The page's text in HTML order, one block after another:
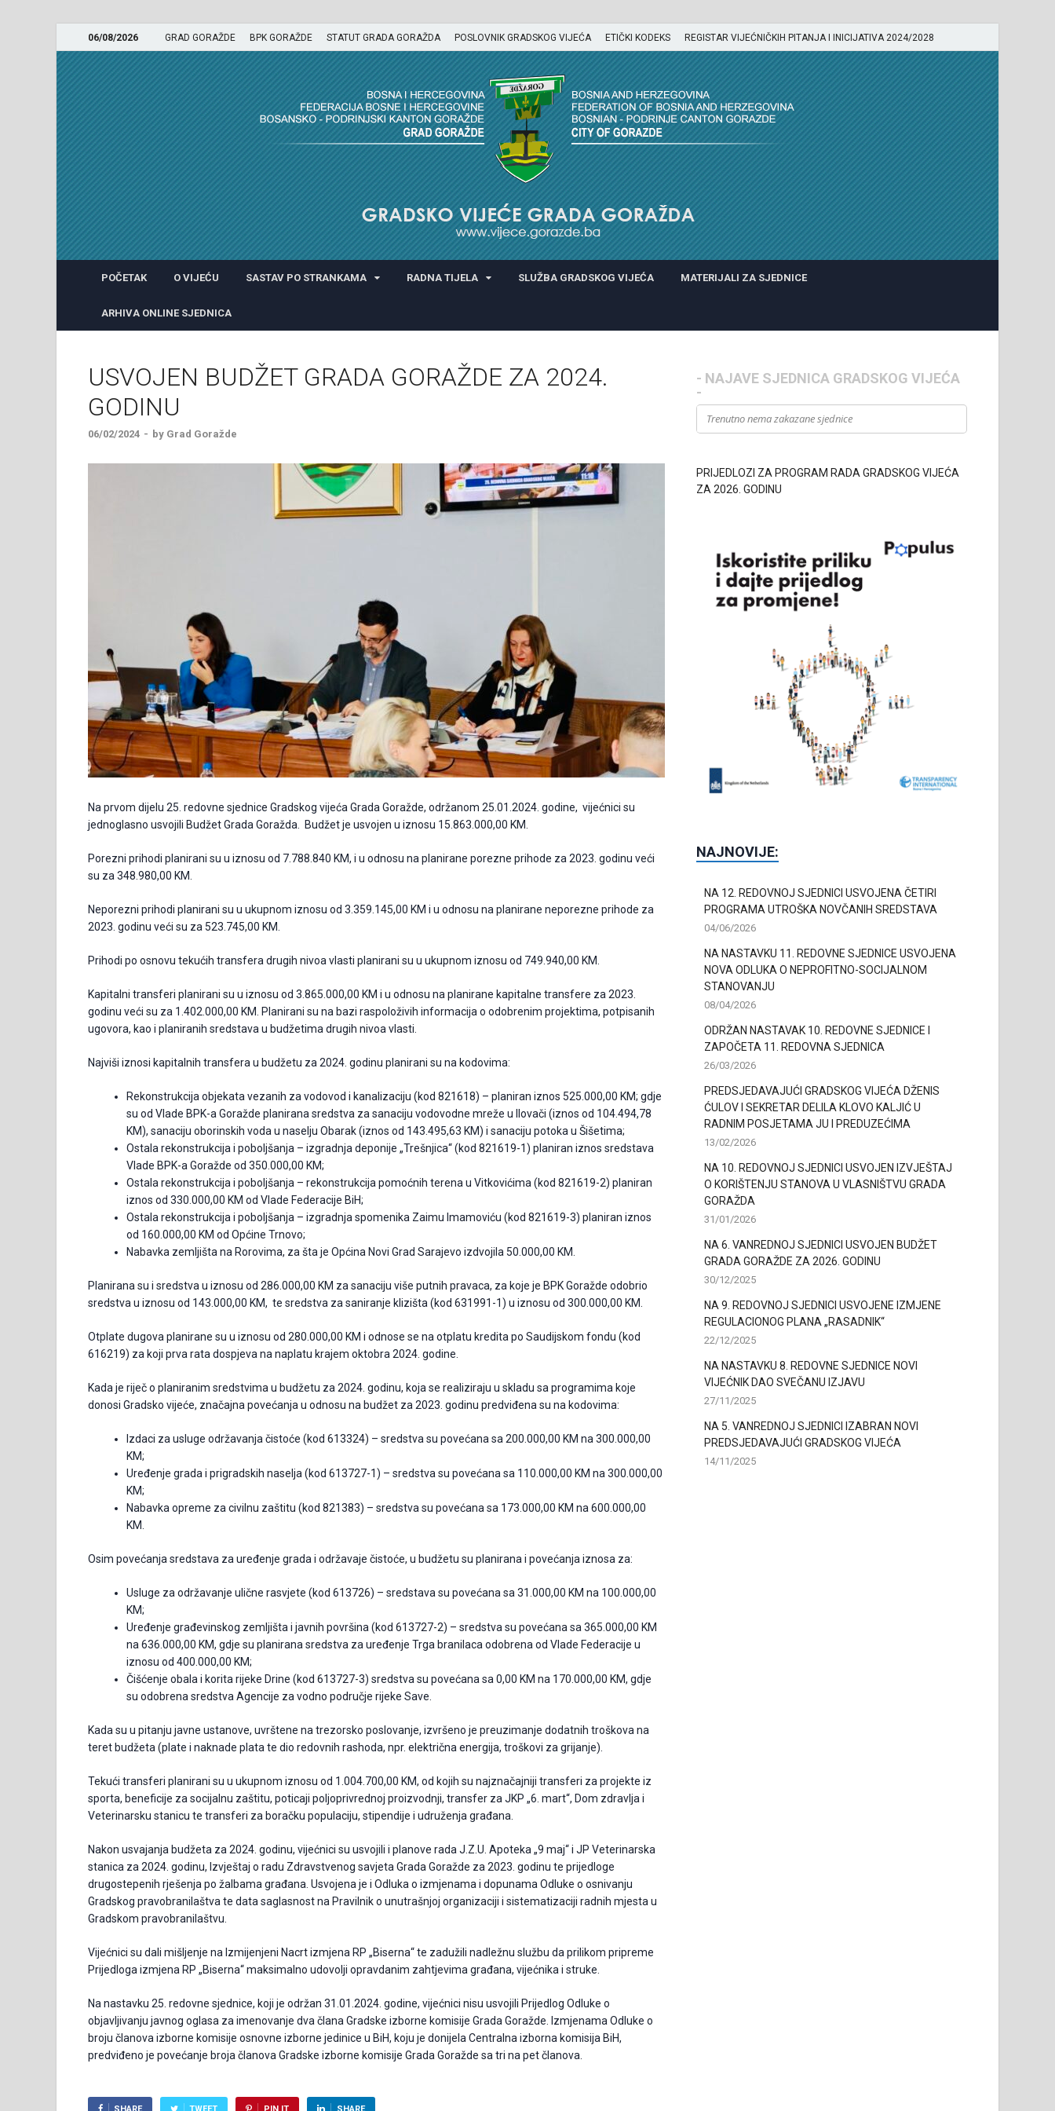
06/08/2026 GRAD GORAŽDE BPK GORAŽDE STATUT GRADA GORAŽDA POSLOVNIK GRADSKOG VIJEĆA ETIČKI KODEKS REGISTAR VIJEĆNIČKIH PITANJA I INICIJATIVA 2024/2028
GRADSKO VIJEĆE GRADA GORAŽDA
POČETAK O VIJEĆU SASTAV PO STRANKAMA RADNA TIJELA SLUŽBA GRADSKOG VIJEĆA MATERIJALI ZA SJEDNICE
ARHIVA ONLINE SJEDNICA
USVOJEN BUDŽET GRADA GORAŽDE ZA 2024.
GODINU
06/02/2024 - by Grad Goražde
Na prvom dijelu 25. redovne sjednice Gradskog vijeća Grada Goražde, održanom 25.01.2024. godine, vijećnici su
jednoglasno usvojili Budžet Grada Goražda. Budžet je usvojen u iznosu 15.863.000,00 KM.
Porezni prihodi planirani su u iznosu od 7.788.840 KM, i u odnosu na planirane porezne prihode za 2023. godinu veći
su za 348.980,00 KM.
Neporezni prihodi planirani su u ukupnom iznosu od 3.359.145,00 KM i u odnosu na planirane neporezne prihode za
2023. godinu veći su za 523.745,00 KM.
Prihodi po osnovu tekućih transfera drugih nivoa vlasti planirani su u ukupnom iznosu od 749.940,00 KM.
Kapitalni transferi planirani su u iznosu od 3.865.000,00 KM i u odnosu na planirane kapitalne transfere za 2023.
godinu veći su za 1.402.000,00 KM. Planirani su na bazi raspoloživih informacija o odobrenim projektima, potpisanih
ugovora, kao i planiranih sredstava u budžetima drugih nivoa vlasti.
Najviši iznosi kapitalnih transfera u budžetu za 2024. godinu planirani su na kodovima:
Rekonstrukcija objekata vezanih za vodovod i kanalizaciju (kod 821618) – planiran iznos 525.000,00 KM; gdje
su od Vlade BPK-a Goražde planirana sredstva za sanaciju vodovodne mreže u Ilovači (iznos od 104.494,78
KM), sanaciju oborinskih voda u naselju Obarak (iznos od 143.495,63 KM) i sanaciju potoka u Šišetima;
Ostala rekonstrukcija i poboljšanja – izgradnja deponije „Trešnjica“ (kod 821619-1) planiran iznos sredstava
Vlade BPK-a Goražde od 350.000,00 KM;
Ostala rekonstrukcija i poboljšanja – rekonstrukcija pomoćnih terena u Vitkovićima (kod 821619-2) planiran
iznos od 330.000,00 KM od Vlade Federacije BiH;
Ostala rekonstrukcija i poboljšanja – izgradnja spomenika Zaimu Imamoviću (kod 821619-3) planiran iznos
od 160.000,00 KM od Općine Trnovo;
Nabavka zemljišta na Rorovima, za šta je Općina Novi Grad Sarajevo izdvojila 50.000,00 KM.
Planirana su i sredstva u iznosu od 286.000,00 KM za sanaciju više putnih pravaca, za koje je BPK Goražde odobrio
sredstva u iznosu od 143.000,00 KM, te sredstva za saniranje klizišta (kod 631991-1) u iznosu od 300.000,00 KM.
Otplate dugova planirane su u iznosu od 280.000,00 KM i odnose se na otplatu kredita po Saudijskom fondu (kod
616219) za koji prva rata dospjeva na naplatu krajem oktobra 2024. godine.
Kada je riječ o planiranim sredstvima u budžetu za 2024. godinu, koja se realiziraju u skladu sa programima koje
donosi Gradsko vijeće, značajna povećanja u odnosu na budžet za 2023. godinu predviđena su na kodovima:
Izdaci za usluge održavanja čistoće (kod 613324) – sredstva su povećana sa 200.000,00 KM na 300.000,00
KM;
Uređenje grada i prigradskih naselja (kod 613727-1) – sredstva su povećana sa 110.000,00 KM na 300.000,00
KM;
Nabavka opreme za civilnu zaštitu (kod 821383) – sredstva su povećana sa 173.000,00 KM na 600.000,00
KM.
Osim povećanja sredstava za uređenje grada i održavaje čistoće, u budžetu su planirana i povećanja iznosa za:
Usluge za održavanje ulične rasvjete (kod 613726) – sredstava su povećana sa 31.000,00 KM na 100.000,00
KM;
Uređenje građevinskog zemljišta i javnih površina (kod 613727-2) – sredstva su povećana sa 365.000,00 KM
na 636.000,00 KM, gdje su planirana sredstva za uređenje Trga branilaca odobrena od Vlade Federacije u
iznosu od 400.000,00 KM;
Čišćenje obala i korita rijeke Drine (kod 613727-3) sredstva su povećana sa 0,00 KM na 170.000,00 KM, gdje
su odobrena sredstva Agencije za vodno područje rijeke Save.
Kada su u pitanju javne ustanove, uvrštene na trezorsko poslovanje, izvršeno je preuzimanje dodatnih troškova na
teret budžeta (plate i naknade plata te dio redovnih rashoda, npr. električna energija, troškovi za grijanje).
Tekući transferi planirani su u ukupnom iznosu od 1.004.700,00 KM, od kojih su najznačajniji transferi za projekte iz
sporta, beneficije za socijalnu zaštitu, poticaji poljoprivrednoj proizvodnji, transfer za JKP „6. mart“, Dom zdravlja i
Veterinarsku stanicu te transferi za boračku populaciju, stipendije i udruženja građana.
Nakon usvajanja budžeta za 2024. godinu, vijećnici su usvojili i planove rada J.Z.U. Apoteka „9 maj“ i JP Veterinarska
stanica za 2024. godinu, Izvještaj o radu Zdravstvenog savjeta Grada Goražde za 2023. godinu te prijedloge
drugostepenih rješenja po žalbama građana. Usvojena je i Odluka o izmjenama i dopunama Odluke o osnivanju
Gradskog pravobranilaštva te data saglasnost na Pravilnik o unutrašnjoj organizaciji i sistematizaciji radnih mjesta u
Gradskom pravobranilaštvu.
Vijećnici su dali mišljenje na Izmijenjeni Nacrt izmjena RP „Biserna“ te zadužili nadležnu službu da prilikom pripreme
Prijedloga izmjena RP „Biserna“ maksimalno udovolji opravdanim zahtjevima građana, vijećnika i struke.
Na nastavku 25. redovne sjednice, koji je održan 31.01.2024. godine, vijećnici nisu usvojili Prijedlog Odluke o
objavljivanju javnog oglasa za imenovanje dva člana Gradske izborne komisije Grada Goražde. Izmjenama Odluke o
broju članova izborne komisije osnovne izborne jedinice u BiH, koju je donijela Centralna izborna komisija BiH,
predviđeno je povećanje broja članova Gradske izborne komisije Grada Goražde sa tri na pet članova.
- NAJAVE SJEDNICA GRADSKOG VIJEĆA
-
Trenutno nema zakazane sjednice
PRIJEDLOZI ZA PROGRAM RADA GRADSKOG VIJEĆA
ZA 2026. GODINU
NAJNOVIJE:
NA 12. REDOVNOJ SJEDNICI USVOJENA ČETIRI
PROGRAMA UTROŠKA NOVČANIH SREDSTAVA
04/06/2026
NA NASTAVKU 11. REDOVNE SJEDNICE USVOJENA
NOVA ODLUKA O NEPROFITNO-SOCIJALNOM
STANOVANJU
08/04/2026
ODRŽAN NASTAVAK 10. REDOVNE SJEDNICE I
ZAPOČETA 11. REDOVNA SJEDNICA
26/03/2026
PREDSJEDAVAJUĆI GRADSKOG VIJEĆA DŽENIS
ĆULOV I SEKRETAR DELILA KLOVO KALJIĆ U
RADNIM POSJETAMA JU I PREDUZEĆIMA
13/02/2026
NA 10. REDOVNOJ SJEDNICI USVOJEN IZVJEŠTAJ
O KORIŠTENJU STANOVA U VLASNIŠTVU GRADA
GORAŽDA
31/01/2026
NA 6. VANREDNOJ SJEDNICI USVOJEN BUDŽET
GRADA GORAŽDE ZA 2026. GODINU
30/12/2025
NA 9. REDOVNOJ SJEDNICI USVOJENE IZMJENE
REGULACIONOG PLANA „RASADNIK“
22/12/2025
NA NASTAVKU 8. REDOVNE SJEDNICE NOVI
VIJEĆNIK DAO SVEČANU IZJAVU
27/11/2025
NA 5. VANREDNOJ SJEDNICI IZABRAN NOVI
PREDSJEDAVAJUĆI GRADSKOG VIJEĆA
14/11/2025